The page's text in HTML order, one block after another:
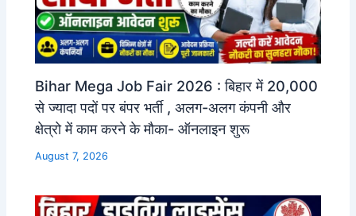
Bihar Mega Job Fair 2026 : बिहार में 20,000
से ज्यादा पदों पर बंपर भर्ती , अलग-अलग कंपनी और
क्षेत्रो में काम करने के मौका- ऑनलाइन शुरू
August 7, 2026